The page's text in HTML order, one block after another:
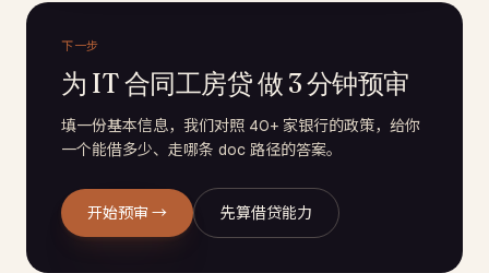
下一步
为 IT 合同工房贷 做 3 分钟预审
填一份基本信息，我们对照 40+ 家银行的政策，给你
一个能借多少、走哪条 doc 路径的答案。
开始预审 → 先算借贷能力